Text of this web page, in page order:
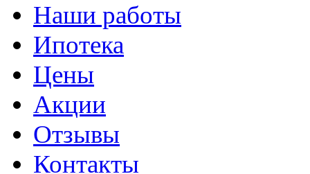
Наши работы
Ипотека
Цены
Акции
Отзывы
Контакты